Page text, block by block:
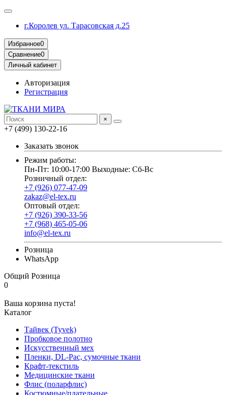
г.Королев ул. Тарасовская д.25
Избранное0
Сравнение0
Личный кабинет
Авторизация
Регистрация
×
+7 (499) 130-22-16
Заказать звонок
Режим работы:
Пн-Пт: 10:00-17:00 Выходные: Сб-Вс
Розничный отдел:
+7 (926) 077-47-09
zakaz@el-tex.ru
Оптовый отдел:
+7 (926) 390-33-56
+7 (968) 465-05-06
info@el-tex.ru
Розница
WhatsApp
Общий Розница
0
Ваша корзина пуста!
Каталог
Тайвек (Tyvek)
Пробковое полотно
Искусственный мех
Пленки, DL-Pac, сумочные ткани
Крафт-текстиль
Медицинские ткани
Флис (поларфлис)
Костюмные/плательные